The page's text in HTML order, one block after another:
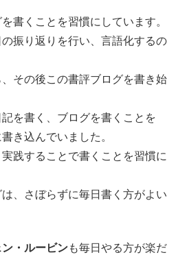
書くことを習慣にしています。
振り返りを行い、言語化するの
その後この書評ブログを書き始
を書く、ブログを書くことを
き込んでいました。
践することで書くことを習慣に
、さぼらずに毎日書く方がよい
・ルービンも毎日やる方が楽だ